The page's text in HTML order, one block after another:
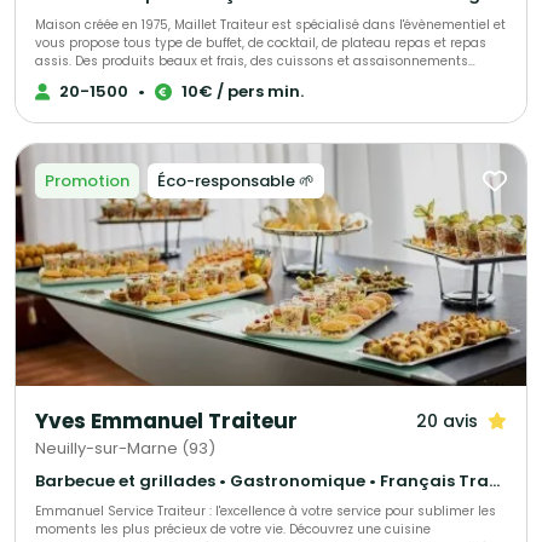
Maison créée en 1975, Maillet Traiteur est spécialisé dans l'évènementiel et
vous propose tous type de buffet, de cocktail, de plateau repas et repas
assis. Des produits beaux et frais, des cuissons et assaisonnements
adaptés, le tout fait maison par notre chef de cuisine expérimenté!
Recettes élégantes, parfois oubliées et souvent surprenantes, toujours
20-1500 • 10€ / pers min.
Promotion Éco-responsable 🌱
Yves Emmanuel Traiteur 20 avis
Neuilly-sur-Marne (93)
Barbecue et grillades • Gastronomique • Français Traditionnel
Emmanuel Service Traiteur : l'excellence à votre service pour sublimer les
moments les plus précieux de votre vie. Découvrez une cuisine